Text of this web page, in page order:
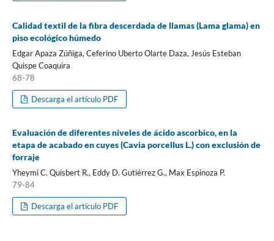
Calidad textil de la fibra descerdada de llamas (Lama glama) en
piso ecológico húmedo
Edgar Apaza Zúñiga, Ceferino Uberto Olarte Daza, Jesús Esteban
Quispe Coaquira
68-78
Descarga el artículo PDF
Evaluación de diferentes niveles de ácido ascorbico, en la
etapa de acabado en cuyes (Cavia porcellus L.) con exclusión de
forraje
Yheymi C. Quisbert R., Eddy D. Gutiérrez G., Max Espinoza P.
79-84
Descarga el artículo PDF